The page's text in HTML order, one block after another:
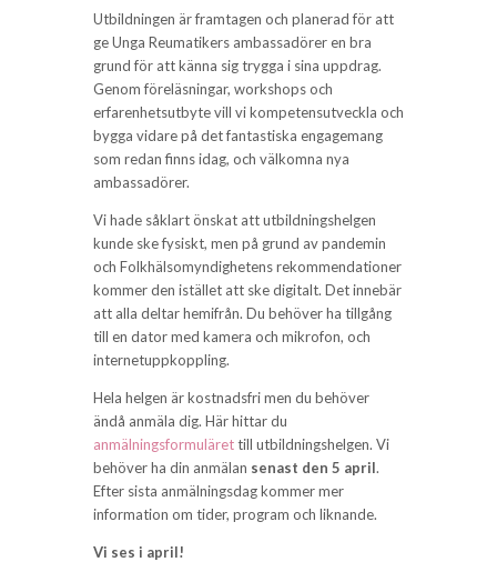
Utbildningen är framtagen och planerad för att
ge Unga Reumatikers ambassadörer en bra
grund för att känna sig trygga i sina uppdrag.
Genom föreläsningar, workshops och
erfarenhetsutbyte vill vi kompetensutveckla och
bygga vidare på det fantastiska engagemang
som redan finns idag, och välkomna nya
ambassadörer.
Vi hade såklart önskat att utbildningshelgen
kunde ske fysiskt, men på grund av pandemin
och Folkhälsomyndighetens rekommendationer
kommer den istället att ske digitalt. Det innebär
att alla deltar hemifrån. Du behöver ha tillgång
till en dator med kamera och mikrofon, och
internetuppkoppling.
Hela helgen är kostnadsfri men du behöver
ändå anmäla dig. Här hittar du
anmälningsformulärettill utbildningshelgen. Vi
behöver ha din anmälan senast den 5 april.
Efter sista anmälningsdag kommer mer
information om tider, program och liknande.
Vi ses i april!